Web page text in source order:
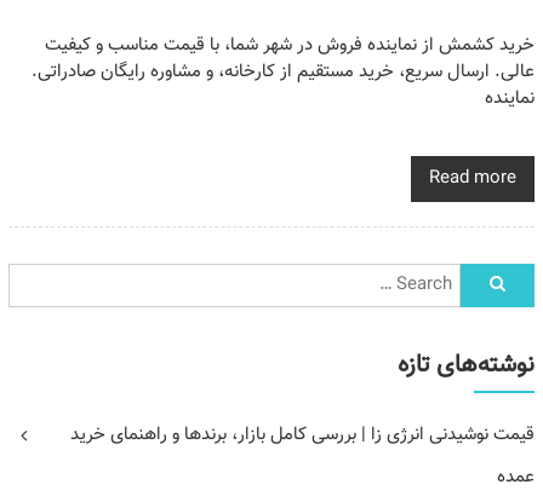
خرید کشمش از نماینده فروش در شهر شما، با قیمت مناسب و کیفیت
عالی. ارسال سریع، خرید مستقیم از کارخانه، و مشاوره رایگان صادراتی.
نماینده
Read more
نوشته‌های تازه
قیمت نوشیدنی انرژی زا | بررسی کامل بازار، برندها و راهنمای خرید
عمده